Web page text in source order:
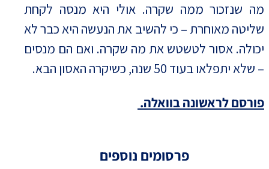
פרסומים נוספים
מה שנזכור ממה שקרה. אולי היא מנסה לקחת
שליטה מאוחרת – כי להשיב את הנעשה היא כבר לא
יכולה. אסור לטשטש את מה שקרה. ואם הם מנסים
– שלא יתפלאו בעוד 50 שנה, כשיקרה האסון הבא.
פורסם לראשונה בוואלה.